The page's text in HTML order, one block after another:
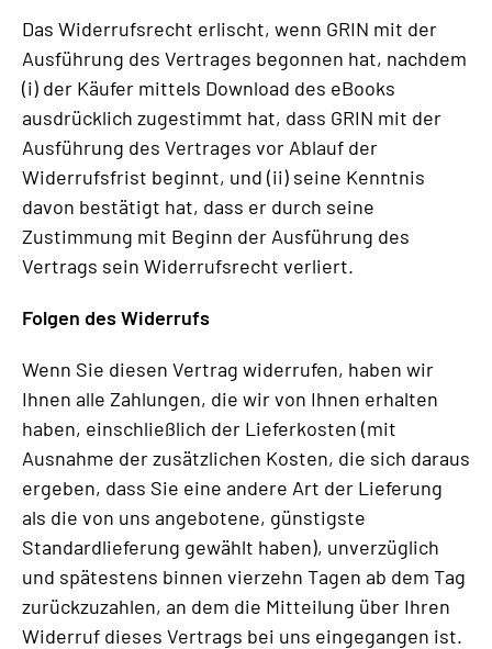
Das Widerrufsrecht erlischt, wenn GRIN mit der
Ausführung des Vertrages begonnen hat, nachdem
(i) der Käufer mittels Download des eBooks
ausdrücklich zugestimmt hat, dass GRIN mit der
Ausführung des Vertrages vor Ablauf der
Widerrufsfrist beginnt, und (ii) seine Kenntnis
davon bestätigt hat, dass er durch seine
Zustimmung mit Beginn der Ausführung des
Vertrags sein Widerrufsrecht verliert.
Folgen des Widerrufs
Wenn Sie diesen Vertrag widerrufen, haben wir
Ihnen alle Zahlungen, die wir von Ihnen erhalten
haben, einschließlich der Lieferkosten (mit
Ausnahme der zusätzlichen Kosten, die sich daraus
ergeben, dass Sie eine andere Art der Lieferung
als die von uns angebotene, günstigste
Standardlieferung gewählt haben), unverzüglich
und spätestens binnen vierzehn Tagen ab dem Tag
zurückzuzahlen, an dem die Mitteilung über Ihren
Widerruf dieses Vertrags bei uns eingegangen ist.